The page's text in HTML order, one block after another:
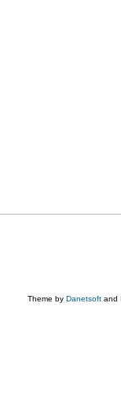
Theme by Danetsoft and